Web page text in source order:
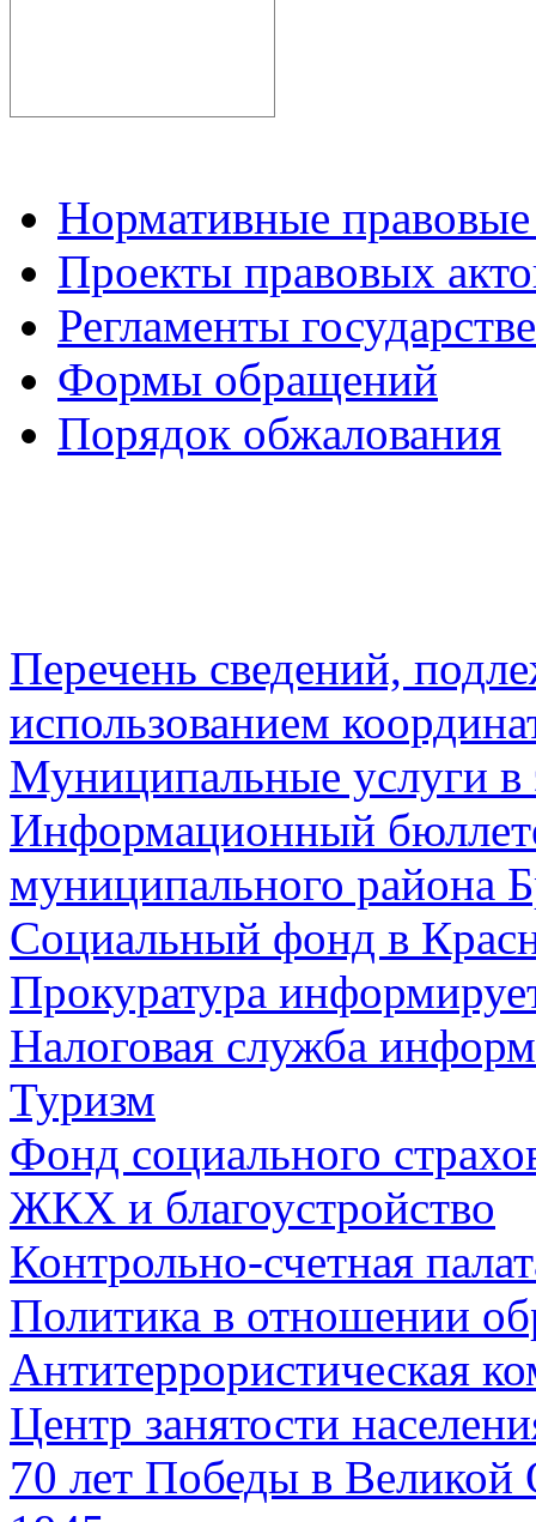
Нормативные
Проекты правовых
Регламенты
Формы обращений
Порядок обжалования
Перечень сведений,
использованием
Муниципальные услуги в
Информационный
муниципального района
Социальный фонд в
Прокуратура
Налоговая служба
Туризм
Фонд социального
ЖКХ и благоустройство
Контрольно-счетная
Политика в отношении
Антитеррористическая
Центр занятости
70 лет Победы в Великой